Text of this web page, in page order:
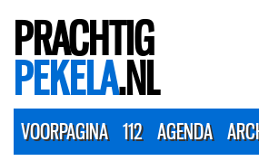
PRACHTIG
PEKELA.NL
VOORPAGINA 112 AGENDA